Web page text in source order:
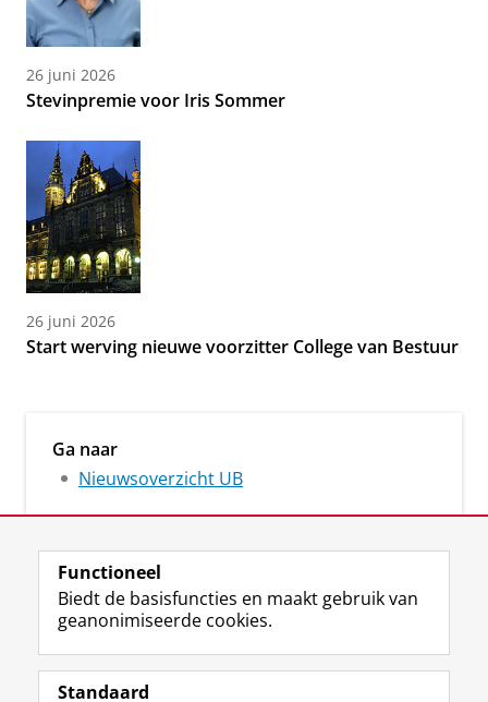
26 juni 2026
Stevinpremie voor Iris Sommer
26 juni 2026
Start werving nieuwe voorzitter College van Bestuur
Ga naar
Nieuwsoverzicht UB
Volg ons op
M
a
I
n
Functioneel
Biedt de basisfuncties en maakt gebruik van
geanonimiseerde cookies.
Standaard